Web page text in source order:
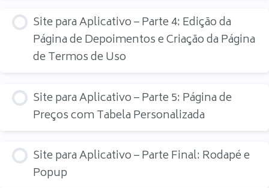
Site para Aplicativo – Parte 4: Edição da
Página de Depoimentos e Criação da Página
de Termos de Uso
Site para Aplicativo – Parte 5: Página de
Preços com Tabela Personalizada
Site para Aplicativo – Parte Final: Rodapé e
Popup